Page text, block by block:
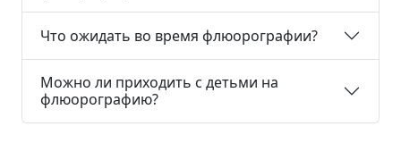
Что ожидать во время флюорографии?
Можно ли приходить с детьми на
флюорографию?